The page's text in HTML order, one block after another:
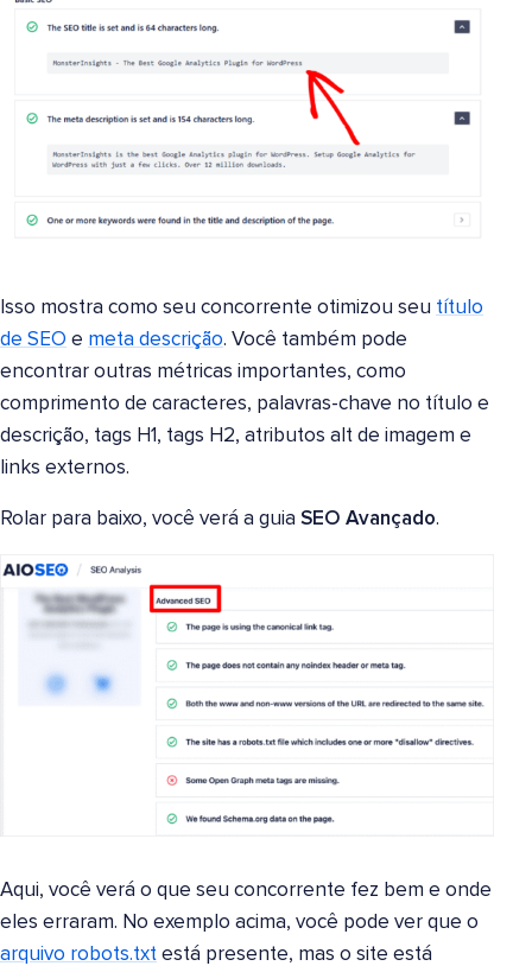
Isso mostra como seu concorrente otimizou seu título
de SEO e meta descrição. Você também pode
encontrar outras métricas importantes, como
comprimento de caracteres, palavras-chave no título e
descrição, tags H1, tags H2, atributos alt de imagem e
links externos.
Rolar para baixo, você verá a guia SEO Avançado.
Aqui, você verá o que seu concorrente fez bem e onde
eles erraram. No exemplo acima, você pode ver que o
arquivo robots.txt está presente, mas o site está